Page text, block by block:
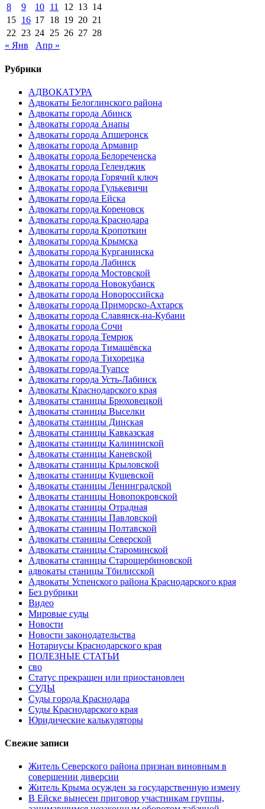
8
9 10 11 12 13 14
15 16 17 18 19 20 21
22
23 24 25 26 27 28
« Янв
Апр »
Рубрики
АДВОКАТУРА
Адвокаты Белоглинского района
Адвокаты города Абинск
Адвокаты города Анапы
Адвокаты города Апшеронск
Адвокаты города Армавир
Адвокаты города Белореченска
Адвокаты города Геленджик
Адвокаты города Горячий ключ
Адвокаты города Гулькевичи
Адвокаты города Ейска
Адвокаты города Кореновск
Адвокаты города Краснодара
Адвокаты города Кропоткин
Адвокаты города Крымска
Адвокаты города Курганинска
Адвокаты города Лабинск
Адвокаты города Мостовской
Адвокаты города Новокубанск
Адвокаты города Новороссийска
Адвокаты города Приморско-Ахтарск
Адвокаты города Славянск-на-Кубани
Адвокаты города Сочи
Адвокаты города Темрюк
Адвокаты города Тимашёвска
Адвокаты города Тихорецка
Адвокаты города Туапсе
Адвокаты города Усть-Лабинск
Адвокаты Краснодарского края
Адвокаты станицы Брюховецкой
Адвокаты станицы Выселки
Адвокаты станицы Динская
Адвокаты станицы Кавказская
Адвокаты станицы Калининской
Адвокаты станицы Каневской
Адвокаты станицы Крыловской
Адвокаты станицы Кущевской
Адвокаты станицы Ленинградской
Адвокаты станицы Новопокровской
Адвокаты станицы Отрадная
Адвокаты станицы Павловской
Адвокаты станицы Полтавской
Адвокаты станицы Северской
Адвокаты станицы Староминской
Адвокаты станицы Старощербиновской
адвокаты станицы Тбилисской
Адвокаты Успенского района Краснодарского края
Без рубрики
Видео
Мировые суды
Новости
Новости законодательства
Нотариусы Краснодарского края
ПОЛЕЗНЫЕ СТАТЬИ
сво
Статус прекращен или приостановлен
СУДЫ
Суды города Краснодара
Суды Краснодарского края
Юридические калькуляторы
Свежие записи
Житель Северского района признан виновным в
совершении диверсии
Житель Крыма осужден за государственную измену
В Ейске вынесен приговор участникам группы,